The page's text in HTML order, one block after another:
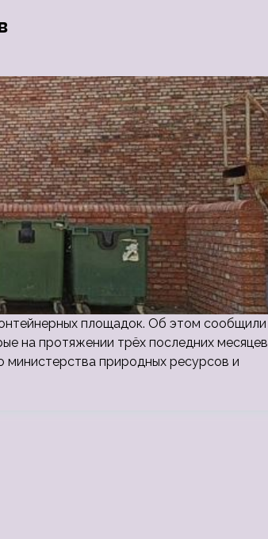
площадок. Об этом сообщили
на протяжении трёх последних месяцев
природных ресурсов и